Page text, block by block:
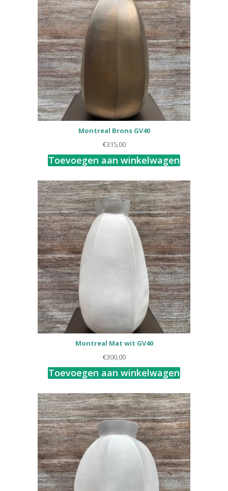
Montreal Brons GV40
€315,00
Toevoegen aan winkelwagen
Montreal Mat wit GV40
€300,00
Toevoegen aan winkelwagen